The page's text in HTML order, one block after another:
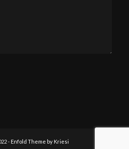
- Enfold Theme by Kriesi